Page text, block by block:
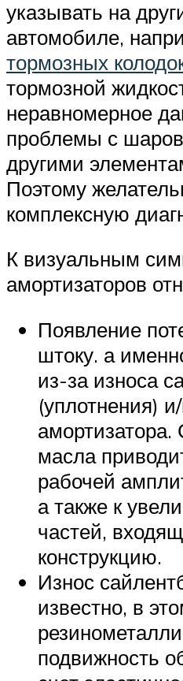
указывать на
автомобиле,
тормозных
тормозной
неравномерное
проблемы с
другими
Поэтому
комплексную
К визуальным
амортизаторов
Появление
штоку. а
из-за износа
(уплотнения)
масла
рабочей
а также к
частей,
конструкцию.
Износ
известно, в
подвижность